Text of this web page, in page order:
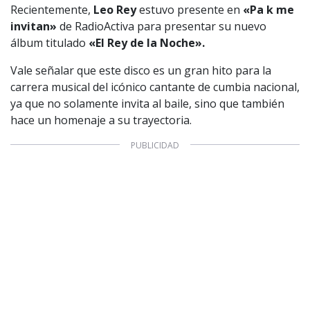
Recientemente, Leo Reyestuvo presente en «Pa k me
invitan» de RadioActiva para presentar su nuevo
álbum titulado «El Rey de la Noche».
Vale señalar que este disco es un gran hito para la
carrera musical del icónico cantante de cumbia nacional,
ya que no solamente invita al baile, sino que también
hace un homenaje a su trayectoria.